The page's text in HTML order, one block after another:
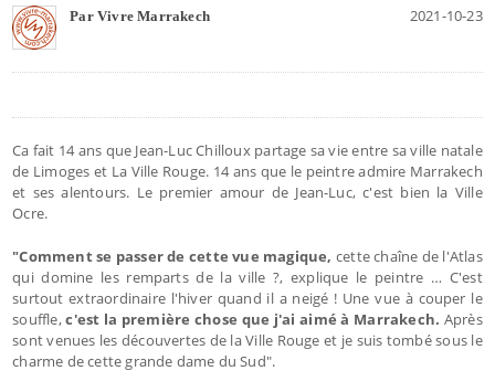
Par Vivre Marrakech 2021-10-23
Ca fait 14 ans que Jean-Luc Chilloux partage sa vie entre sa ville natale
de Limoges et La Ville Rouge. 14 ans que le peintre admire Marrakech
et ses alentours. Le premier amour de Jean-Luc, c'est bien la Ville
Ocre.
"Comment se passer de cette vue magique, cette chaîne de l'Atlas
qui domine les remparts de la ville ?, explique le peintre … C'est
surtout extraordinaire l'hiver quand il a neigé ! Une vue à couper le
souffle,c'est la première chose que j'ai aimé à Marrakech. Après
sont venues les découvertes de la Ville Rouge et je suis tombé sous le
charme de cette grande dame du Sud".